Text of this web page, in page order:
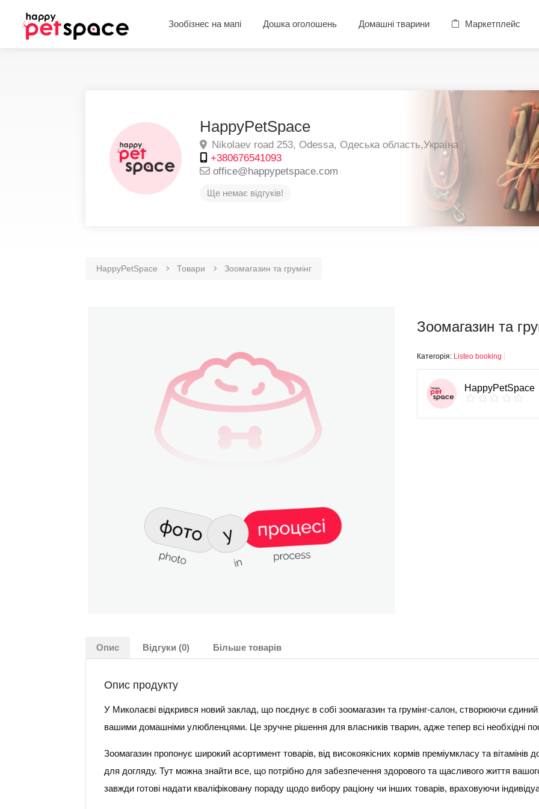
Зообізнес на мапі Дошка оголошень Домашні тварини Маркетплейс
HappyPetSpace
Nikolaev road 253, Odessa, Одеська область,Україна
+380676541093
office@happypetspace.com
Ще немає відгуків!
HappyPetSpace Товари Зоомагазин та грумінг
Зоомагазин та
Категорія: Listeo booking
HappyPetSpace
Опис Відгуки (0) Більше товарів
Опис продукту
У Миколаєві відкрився новий заклад, що поєднує в собі зоомагазин та грумінг-салон, створюючи
вашими домашніми улюбленцями. Це зручне рішення для власників тварин, адже тепер всі необхідні
Зоомагазин пропонує широкий асортимент товарів, від високоякісних кормів преміумкласу та вітамінів
для догляду. Тут можна знайти все, що потрібно для забезпечення здорового та щасливого життя
завжди готові надати кваліфіковану пораду щодо вибору раціону чи інших товарів, враховуючи